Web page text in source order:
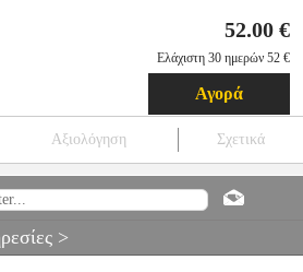
52.00 €
Ελάχιστη 30 ημερών 52 €
Αγορά
Αξιολόγηση Σχετικά
ΚΑΛΩΔΙΟ ΗΧΟΥ-ΕΙΚΟΝΑΣ
52.00
>